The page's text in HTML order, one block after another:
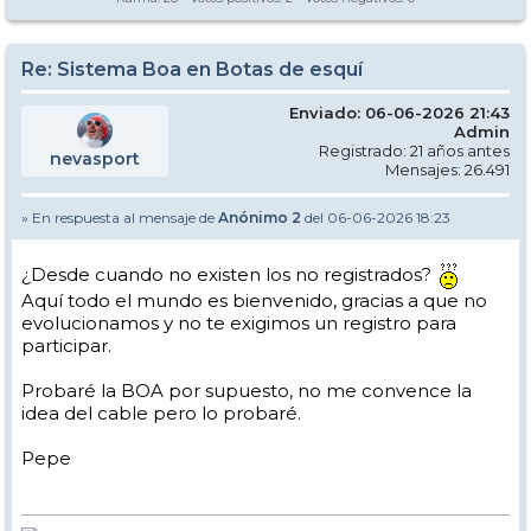
Re: Sistema Boa en Botas de esquí
nevasport
Enviado: 06-06-2026 21:43
Admin
Registrado: 21 años antes
Mensajes: 26.491
» En respuesta al mensaje de Anónimo 2 del 06-06-2026 18:23
¿Desde cuando no existen los no registrados?
Aquí todo el mundo es bienvenido, gracias a que no
evolucionamos y no te exigimos un registro para
participar.
Probaré la BOA por supuesto, no me convence la
idea del cable pero lo probaré.
Pepe